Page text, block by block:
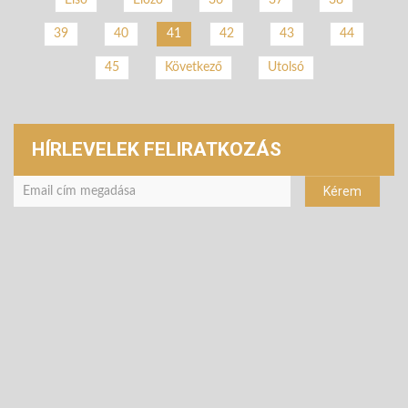
39 40 41 42 43 44
45 Következő Utolsó
HÍRLEVELEK FELIRATKOZÁS